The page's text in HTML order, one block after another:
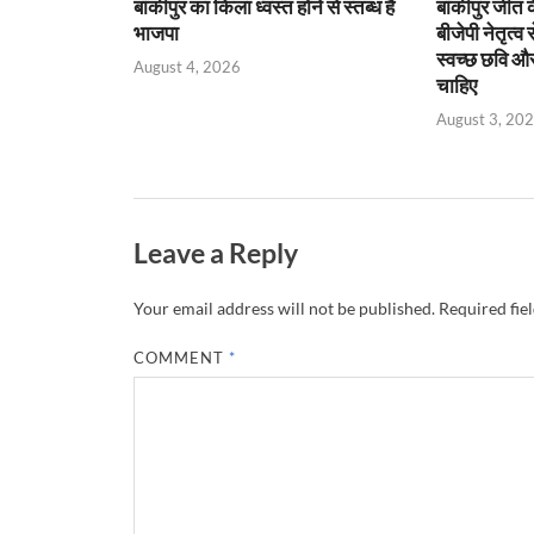
बांकीपुर का किला ध्वस्त होने से स्तब्ध है
भाजपा
August 4, 2026
बांकीपुर जीत
बीजेपी नेतृत्व
स्वच्छ छवि
चाहिए
August 3,
Leave a Reply
Your email address will not be published. Required
COMMENT *